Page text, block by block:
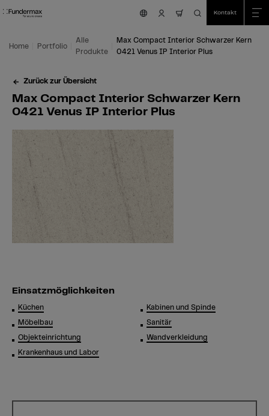
Zum Hauptinhalt springen
Zum Inhaltsverzeichnis springen
Zum Hauptmenü springen Kontakt
Home Portfolio
Alle
Produkte
Max Compact Interior Schwarzer Kern
0421 Venus IP Interior Plus
Zurück zur Übersicht
Max Compact Interior Schwarzer Kern
0421 Venus IP Interior Plus
Einsatzmöglichkeiten
Küchen
Möbelbau
Objekteinrichtung
Krankenhaus und Labor
Kabinen und Spinde
Sanitär
Wandverkleidung